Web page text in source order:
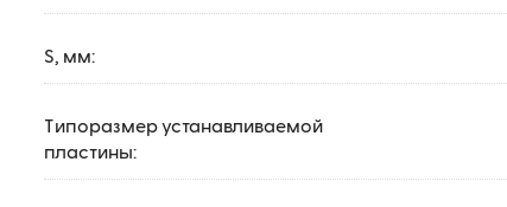
S, мм:
Типоразмер устанавливаемой
пластины: